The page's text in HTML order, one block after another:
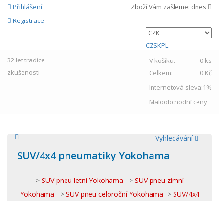
Přihlášení
Registrace
Zboží Vám zašleme: dnes
CZSKPL
32 lettradice
zkušenosti
V košíku:
0 ks
Celkem:
0 Kč
Internetová sleva:1%
Maloobchodní ceny
Vyhledávání
SUV/4x4 pneumatiky Yokohama
> SUV pneu letní Yokohama >SUV pneu zimní
Yokohama > SUV pneu celoroční Yokohama > SUV/4x4